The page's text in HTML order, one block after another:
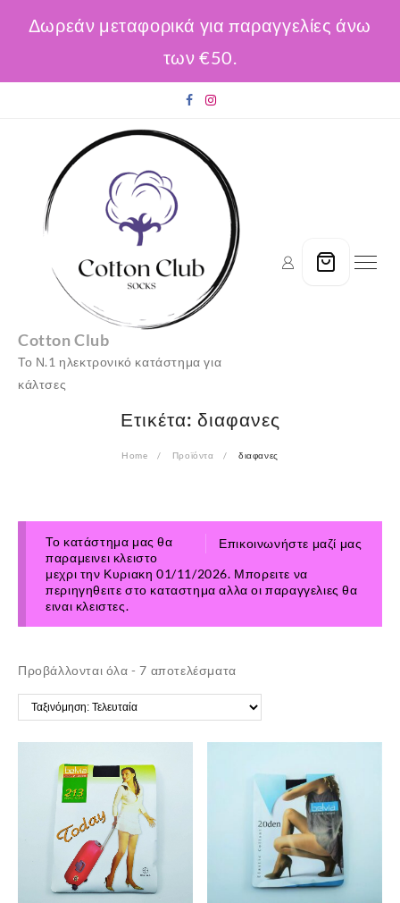
Δωρεάν μεταφορικά για παραγγελίες άνω
των €50.
Cotton Club
Το Ν.1 ηλεκτρονικό κατάστημα για
κάλτσες
Ετικέτα: διαφανες
Home Προϊόντα διαφανες
Επικοινωνήστε μαζί μας
Το κατάστημα μας θα
παραμεινει κλειστο
μεχρι την Κυριακη 01/11/2026. Μπορειτε να
περιηγηθειτε στο καταστημα αλλα οι παραγγελιες θα
ειναι κλειστες.
Προβάλλονται όλα - 7 αποτελέσματαSorted
by
latest